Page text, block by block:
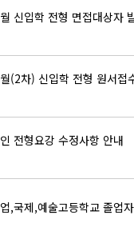
신입학 전형 면접대상자
(2차) 신입학 전형 원서접
전형요강 수정사항 안내
,국제,예술고등학교 졸업